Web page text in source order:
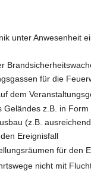
unter Anwesenheit
für die
dem
z.B. in
(z.B.
Ereignisfall
für den
nicht mit